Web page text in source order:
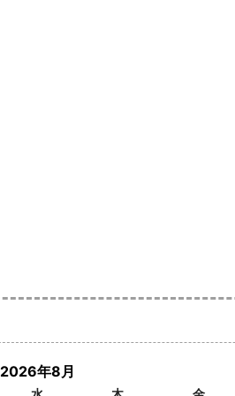
2026年8月